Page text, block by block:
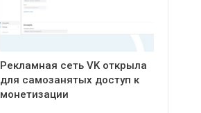
Рекламная сеть VK открыла
для самозанятых доступ к
монетизации